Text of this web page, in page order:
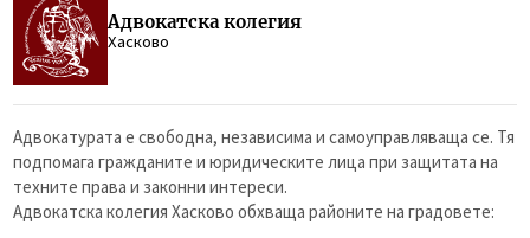
Адвокатска колегия
Хасково
Адвокатурата е свободна, независима и самоуправляваща се. Тя
подпомага гражданите и юридическите лица при защитата на
техните права и законни интереси.
Адвокатска колегия Хасково обхваща районите на градовете: